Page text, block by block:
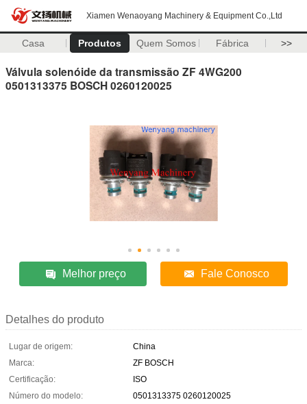
Xiamen Wenaoyang Machinery & Equipment Co.,Ltd
Casa Produtos Quem Somos Fábrica >>
Válvula solenóide da transmissão ZF 4WG200
0501313375 BOSCH 0260120025
Melhor preço Fale Conosco
Detalhes do produto
Lugar de origem:
China
Marca:
ZF BOSCH
Certificação:
ISO
Número do modelo:
0501313375 0260120025